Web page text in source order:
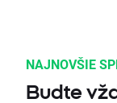
NAJNOVŠIE
Budte